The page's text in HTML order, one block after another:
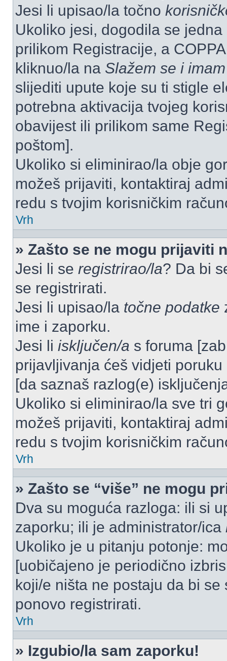
Jesi li upisao/la točno
Ukoliko jesi, dogodila se
prilikom Registracije, a
kliknuo/la na Slažem se i
slijediti upute koje su ti stigle
potrebna aktivacija tvojeg
obavijest ili prilikom same
poštom].
Ukoliko si eliminirao/la obje
možeš prijaviti, kontaktiraj
redu s tvojim korisničkim
Vrh
» Zašto se ne mogu prijaviti
Jesi li se registrirao/la? Da bi
se registrirati.
Jesi li upisao/la točne podatke
ime i zaporku.
Jesi li isključen/a s foruma
prijavljivanja ćeš vidjeti
[da saznaš razlog(e)
Ukoliko si eliminirao/la sve tri
možeš prijaviti, kontaktiraj
redu s tvojim korisničkim
Vrh
» Zašto se “više” ne mogu
Dva su moguća razloga: ili si
zaporku; ili je administrator/ica
Ukoliko je u pitanju potonje:
[uobičajeno je periodično
koji/e ništa ne postaju da bi
ponovo registrirati.
Vrh
» Izgubio/la sam zaporku!